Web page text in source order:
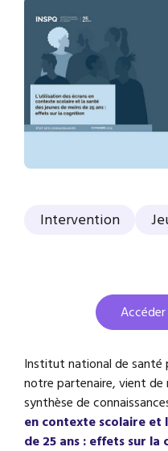
Institut national de santé
notre partenaire, vient de
synthèse de
en contexte scolaire et
de 25 ans : effets sur la
Intervention